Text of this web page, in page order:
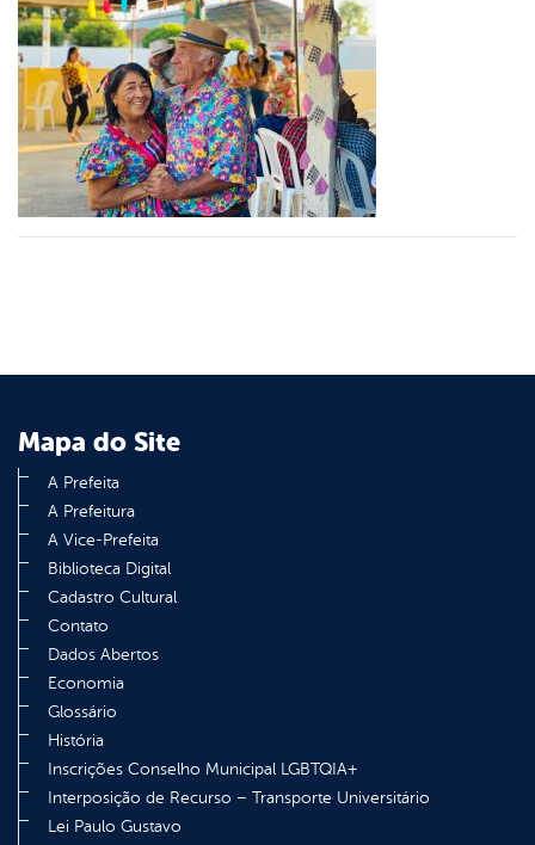
Mapa do Site
A Prefeita
A Prefeitura
A Vice-Prefeita
Biblioteca Digital
Cadastro Cultural
Contato
Dados Abertos
Economia
Glossário
História
Inscrições Conselho Municipal LGBTQIA+
Interposição de Recurso – Transporte Universitário
Lei Paulo Gustavo